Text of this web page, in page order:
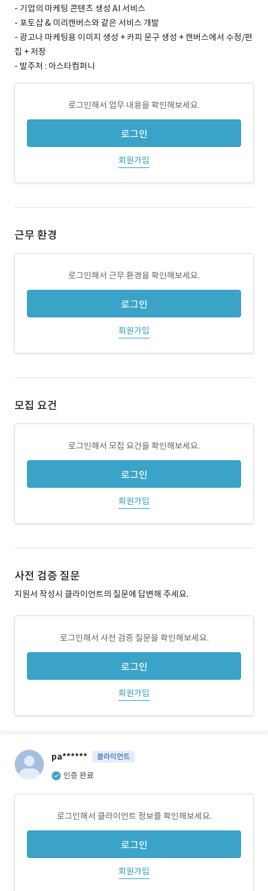
- 기업의 마케팅 콘텐츠 생성 AI 서비스
- 포토샵 & 미리캔버스와 같은 서비스 개발
- 광고나 마케팅용 이미지 생성 + 카피 문구 생성 + 캔버스에서 수정/편
집 + 저장
- 발주처 : 아스타컴퍼니
로그인해서 업무 내용을 확인해보세요.
로그인
회원가입
근무 환경
로그인해서 근무 환경을 확인해보세요.
로그인
회원가입
모집 요건
로그인해서 모집 요건을 확인해보세요.
로그인
회원가입
사전 검증 질문
지원서 작성시 클라이언트의 질문에 답변해 주세요.
로그인해서 사전 검증 질문을 확인해보세요.
로그인
회원가입
pa****** 클라이언트
인증 완료
로그인해서 클라이언트 정보를 확인해보세요.
로그인
회원가입